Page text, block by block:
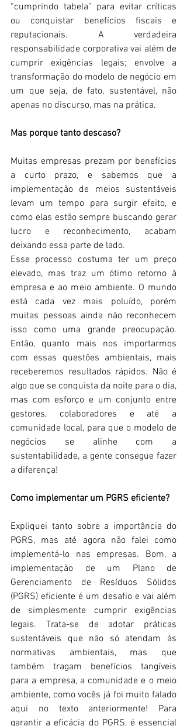
“cumprindo tabela” para evitar críticas
ou conquistar benefícios fiscais e
reputacionais. A verdadeira
responsabilidade corporativa vai além de
cumprir exigências legais; envolve a
transformação do modelo de negócio em
um que seja, de fato, sustentável, não
apenas no discurso, mas na prática.
Mas porque tanto descaso?
Muitas empresas prezam por benefícios
a curto prazo, e sabemos que a
implementação de meios sustentáveis
levam um tempo para surgir efeito, e
como elas estão sempre buscando gerar
lucro e reconhecimento, acabam
deixando essa parte de lado.
Esse processo costuma ter um preço
elevado, mas traz um ótimo retorno à
empresa e ao meio ambiente. O mundo
está cada vez mais poluído, porém
muitas pessoas ainda não reconhecem
isso como uma grande preocupação.
Então, quanto mais nos importarmos
com essas questões ambientais, mais
receberemos resultados rápidos. Não é
algo que se conquista da noite para o dia,
mas com esforço e um conjunto entre
gestores, colaboradores e até a
comunidade local, para que o modelo de
negócios se alinhe com a
sustentabilidade, a gente consegue fazer
a diferença!
Como implementar um PGRS eficiente?
Expliquei tanto sobre a importância do
PGRS, mas até agora não falei como
implementá-lo nas empresas. Bom, a
implementação de um Plano de
Gerenciamento de Resíduos Sólidos
(PGRS) eficiente é um desafio e vai além
de simplesmente cumprir exigências
legais. Trata-se de adotar práticas
sustentáveis que não só atendam às
normativas ambientais, mas que
também tragam benefícios tangíveis
para a empresa, a comunidade e o meio
ambiente, como vocês já foi muito falado
aqui no texto anteriormente! Para
garantir a eficácia do PGRS, é essencial